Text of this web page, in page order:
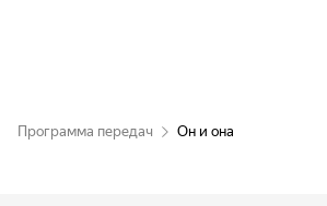
Программа передач Он и она